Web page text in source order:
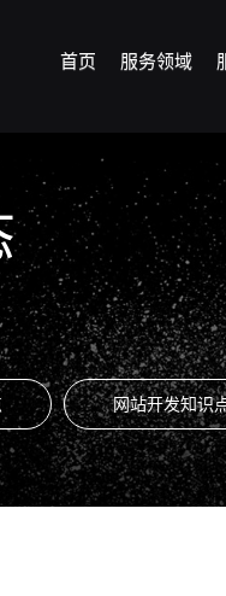
首页 服务领域
网站开发知识